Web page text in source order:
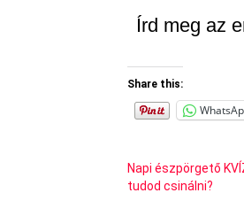
Írd meg az
Share this:
Napi észpörgető
tudod csinálni?